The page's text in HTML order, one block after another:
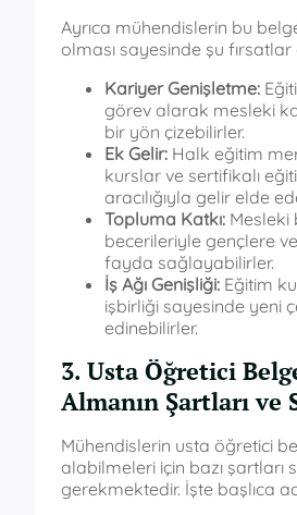
Ayrıca mühendislerin bu
olması sayesinde şu
Kariyer Genişletme:
görev alarak mesleki
bir yön çizebilirler.
Ek Gelir: Halk eğitim
kurslar ve sertifikalı
aracılığıyla gelir elde
Topluma Katkı: Mesleki
becerileriyle gençlere
fayda sağlayabilirler.
İş Ağı Genişliği: Eğitim
işbirliği sayesinde yeni
edinebilirler.
3. Usta Öğretici
Almanın Şartları ve
Mühendislerin usta öğretici
alabilmeleri için bazı şartları
gerekmektedir. İşte başlıca